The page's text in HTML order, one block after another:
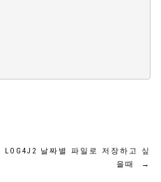
LOG4J2 날짜별 파일로 저장하고 싶
을때
→